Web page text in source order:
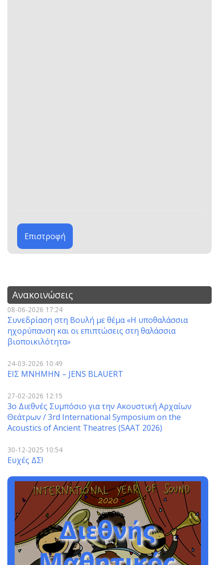
Επιστροφή
Ανακοινώσεις
08-06-2026 17:24
Συνεδρίαση στη Βουλή με θέμα «Η υποθαλάσσια
ηχορύπανση και οι επιπτώσεις στη θαλάσσια
βιοποικιλότητα»
24-03-2026 10:49
ΕΙΣ ΜΝΗΜΗΝ – JENS BLAUERT
27-02-2026 12:15
3o Διεθνές Συμπόσιο για την Ακουστική Αρχαίων
Θεάτρων / 3rd International Symposium on the
Acoustics of Ancient Theatres (SAAT 2026)
30-12-2025 10:54
Ευχές ΔΣ!